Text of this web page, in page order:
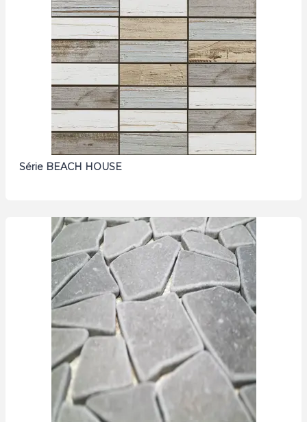
Série BEACH HOUSE